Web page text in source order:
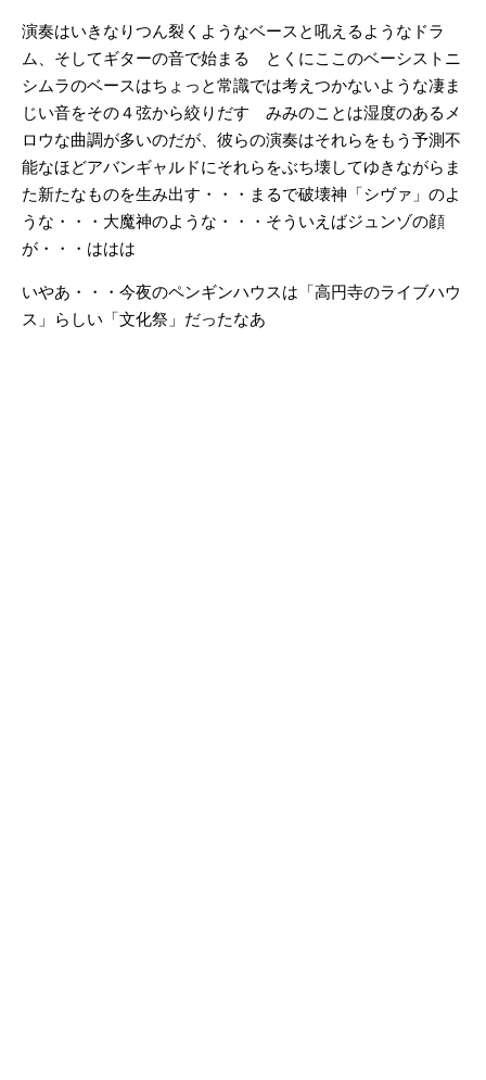
演奏はいきなりつん裂くようなベースと吼えるようなドラ
ム、そしてギターの音で始まる とくにここのベーシストニ
シムラのベースはちょっと常識では考えつかないような凄ま
じい音をその４弦から絞りだす みみのことは湿度のあるメ
ロウな曲調が多いのだが、彼らの演奏はそれらをもう予測不
能なほどアバンギャルドにそれらをぶち壊してゆきながらま
た新たなものを生み出す・・・まるで破壊神「シヴァ」のよ
うな・・・大魔神のような・・・そういえばジュンゾの顔
が・・・ははは
いやあ・・・今夜のペンギンハウスは「高円寺のライブハウ
ス」らしい「文化祭」だったなあ